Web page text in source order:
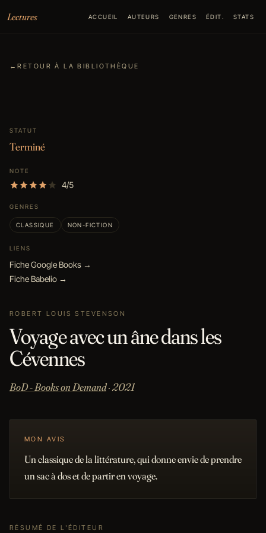
Lectures
ACCUEIL AUTEURS GENRES ÉDIT. STATS
←RETOUR À LA BIBLIOTHÈQUE
STATUT
Terminé
NOTE
4/5
GENRES
CLASSIQUE NON-FICTION
LIENS
Fiche Google Books →
Fiche Babelio →
ROBERT LOUIS STEVENSON
Voyage avec un âne dans les
Cévennes
BoD - Books on Demand· 2021
MON AVIS
Un classique de la littérature, qui donne envie de prendre
un sac à dos et de partir en voyage.
RÉSUMÉ DE L'ÉDITEUR